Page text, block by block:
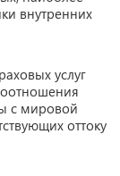
внутренних
услуг
с мировой
оттоку